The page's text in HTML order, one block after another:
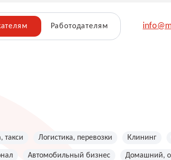
Работодателям
такси Логистика, перевозки Клининг
Автомобильный бизнес Домашний,